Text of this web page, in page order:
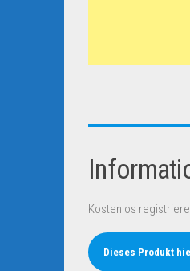
Kostenlos
Dieses Produkt